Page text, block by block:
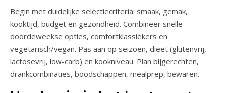
Begin met duidelijke selectiecriteria: smaak, gemak,
kooktijd, budget en gezondheid. Combineer snelle
doordeweekse opties, comfortklassiekers en
vegetarisch/vegan. Pas aan op seizoen, dieet (glutenvrij,
lactosevrij, low-carb) en kookniveau. Plan bijgerechten,
drankcombinaties, boodschappen, mealprep, bewaren.